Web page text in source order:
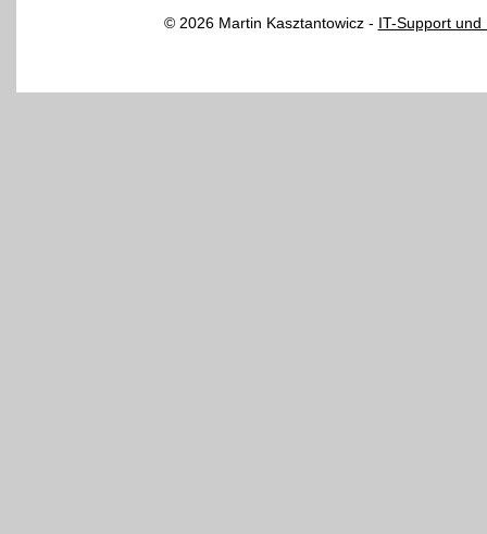
© 2026 Martin Kasztantowicz - IT-Support und